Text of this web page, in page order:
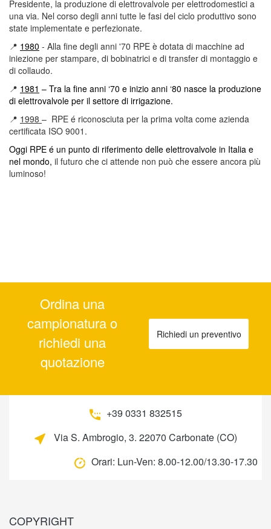
Presidente, la produzione di elettrovalvole per elettrodomestici a
una via. Nel corso degli anni tutte le fasi del ciclo produttivo sono
state implementate e perfezionate.
📍 1980 - Alla fine degli anni '70 RPE è dotata di macchine ad
iniezione per stampare, di bobinatrici e di transfer di montaggio e
di collaudo.
📍 1981 – Tra la fine anni ‘70 e inizio anni ‘80 nasce la produzione
di elettrovalvole per il settore di irrigazione.
📍 1998 – RPE é riconosciuta per la prima volta come azienda
certificata ISO 9001.
Oggi RPE é un punto di riferimento delle elettrovalvole in Italia e
nel mondo, il futuro che ci attende non può che essere ancora più
luminoso!
Ordina una
campionatura o
richiedi una
quotazione
Richiedi un preventivo
+39 0331 832515
Via S. Ambrogio, 3. 22070 Carbonate (CO)
Orari: Lun-Ven: 8.00-12.00/13.30-17.30
COPYRIGHT